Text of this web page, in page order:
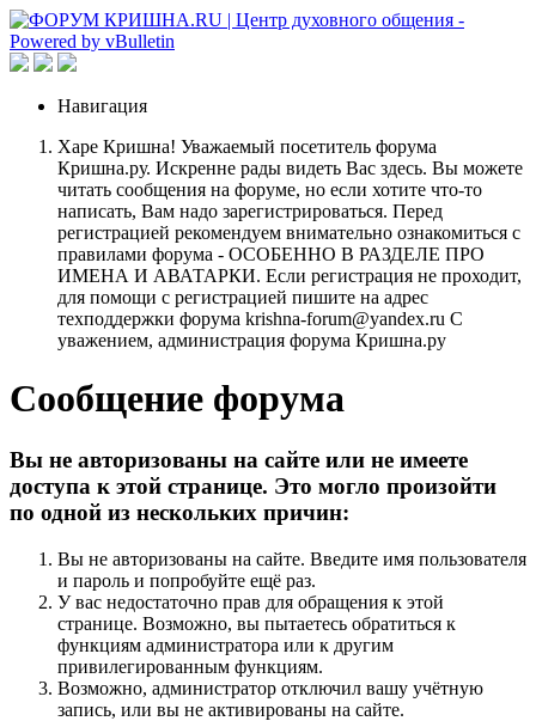
Навигация
Харе Кришна! Уважаемый посетитель форума
Кришна.ру. Искренне рады видеть Вас здесь. Вы можете
читать сообщения на форуме, но если хотите что-то
написать, Вам надо зарегистрироваться. Перед
регистрацией рекомендуем внимательно ознакомиться с
правилами форума - ОСОБЕННО В РАЗДЕЛЕ ПРО
ИМЕНА И АВАТАРКИ. Если регистрация не проходит,
для помощи с регистрацией пишите на адрес
техподдержки форума krishna-forum@yandex.ru С
уважением, администрация форума Кришна.ру
Сообщение форума
Вы не авторизованы на сайте или не имеете
доступа к этой странице. Это могло произойти
по одной из нескольких причин:
Вы не авторизованы на сайте. Введите имя пользователя
и пароль и попробуйте ещё раз.
У вас недостаточно прав для обращения к этой
странице. Возможно, вы пытаетесь обратиться к
функциям администратора или к другим
привилегированным функциям.
Возможно, администратор отключил вашу учётную
запись, или вы не активированы на сайте.